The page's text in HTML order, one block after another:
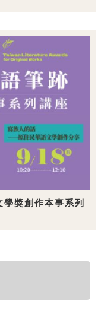
獎創作本事系列